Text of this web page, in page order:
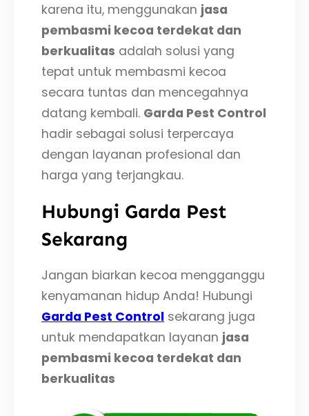
karena itu, menggunakan jasa
pembasmi kecoa terdekat dan
berkualitas adalah solusi yang
tepat untuk membasmi kecoa
secara tuntas dan mencegahnya
datang kembali. Garda Pest Control
hadir sebagai solusi terpercaya
dengan layanan profesional dan
harga yang terjangkau.
Hubungi Garda Pest
Sekarang
Jangan biarkan kecoa mengganggu
kenyamanan hidup Anda! Hubungi
Garda Pest Control sekarang juga
untuk mendapatkan layanan jasa
pembasmi kecoa terdekat dan
berkualitas